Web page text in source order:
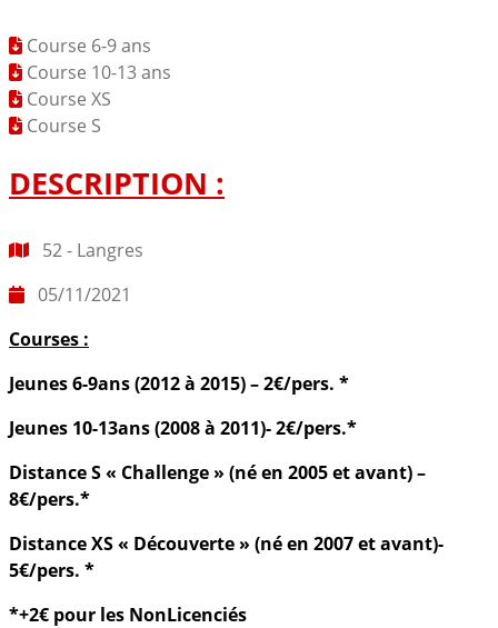
Course 6-9 ans
Course 10-13 ans
Course XS
Course S
DESCRIPTION :
52 - Langres
05/11/2021
Courses :
Jeunes 6-9ans (2012 à 2015) – 2€/pers. *
Jeunes 10-13ans (2008 à 2011)- 2€/pers.*
Distance S « Challenge » (né en 2005 et avant) –
8€/pers.*
Distance XS « Découverte » (né en 2007 et avant)-
5€/pers. *
*+2€ pour les NonLicenciés